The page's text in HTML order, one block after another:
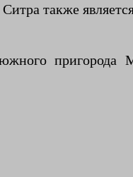
также
пригорода